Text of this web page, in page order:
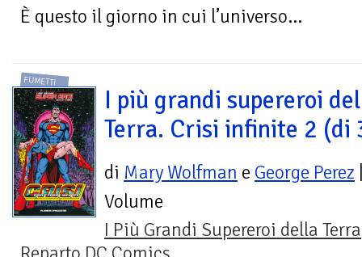
È questo il giorno in cui l’universo...
FUMETTI
I più grandi supereroi
Terra. Crisi infinite 2 (di
di Mary Wolfman e George Perez
Volume
I Più Grandi Supereroi della Terra